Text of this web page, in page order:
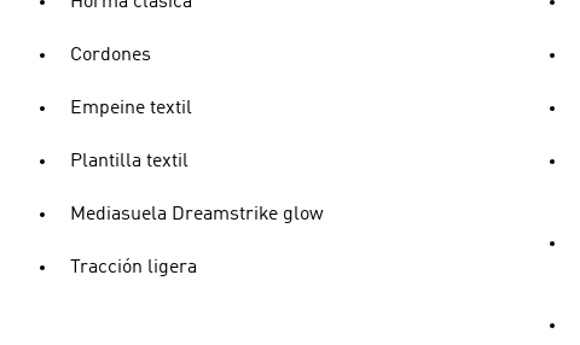
Cordones
Empeine textil
Plantilla textil
Mediasuela Dreamstrike glow
Tracción ligera